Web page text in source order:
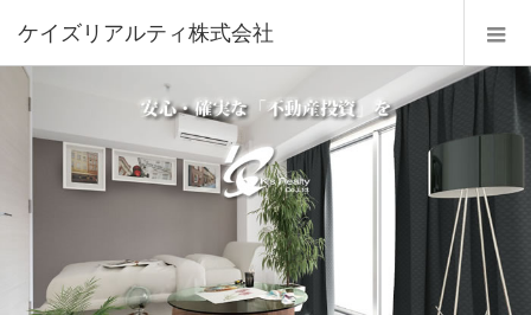
ケイズリアルティ株式会社